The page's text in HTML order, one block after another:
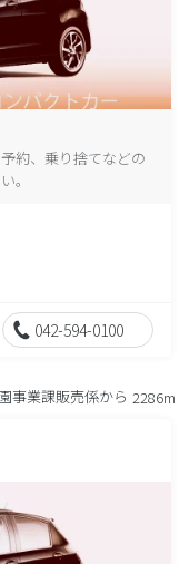
約、乗り捨てなどの
。
042-594-0100
事業課販売係から 2286m